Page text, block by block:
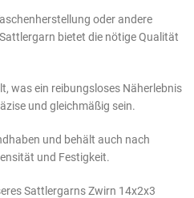
oder andere
bietet die nötige Qualität
was ein reibungsloses Näherlebnis
und gleichmäßig sein.
und behält auch nach
und Festigkeit.
Sattlergarns Zwirn 14x2x3